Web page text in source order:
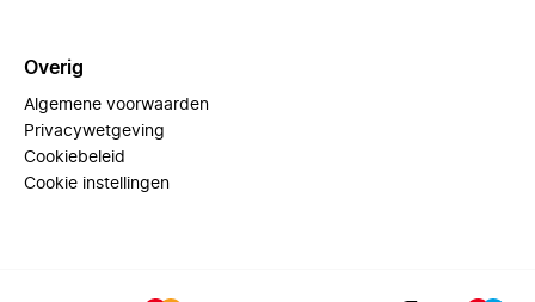
Overig
Algemene voorwaarden
Privacywetgeving
Cookiebeleid
Cookie instellingen